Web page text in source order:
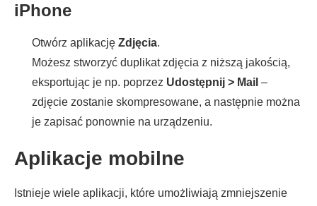
iPhone
Otwórz aplikację Zdjęcia.
Możesz stworzyć duplikat zdjęcia z niższą jakością,
eksportując je np. poprzez Udostępnij > Mail –
zdjęcie zostanie skompresowane, a następnie można
je zapisać ponownie na urządzeniu.
Aplikacje mobilne
Istnieje wiele aplikacji, które umożliwiają zmniejszenie